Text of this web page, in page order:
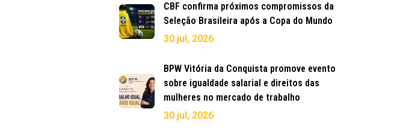
CBF confirma próximos compromissos da
Seleção Brasileira após a Copa do Mundo
30 jul, 2026
BPW Vitória da Conquista promove evento
sobre igualdade salarial e direitos das
mulheres no mercado de trabalho
30 jul, 2026